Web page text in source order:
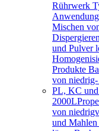
Rührwerk
Mischen
und Pulver
Produkte
von
PL, KC und
2000L
von
und